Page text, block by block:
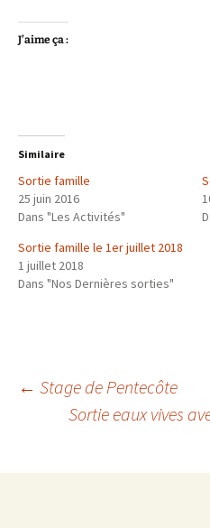
J’aime ça :
Similaire
Sortie famille
25 juin 2016
Dans "Les Activités"
Sortie famille le 1er juillet 2018
1 juillet 2018
Dans "Nos Dernières sorties"
← Stage de Pentecôte
Sortie eaux vives